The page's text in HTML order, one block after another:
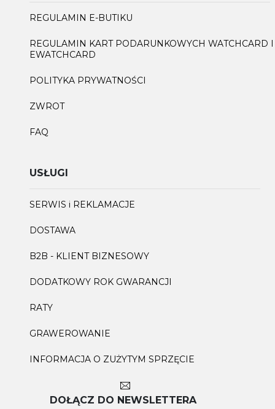
REGULAMIN E-BUTIKU
REGULAMIN KART PODARUNKOWYCH WATCHCARD I
EWATCHCARD
POLITYKA PRYWATNOŚCI
ZWROT
FAQ
USŁUGI
SERWIS i REKLAMACJE
DOSTAWA
B2B - KLIENT BIZNESOWY
DODATKOWY ROK GWARANCJI
RATY
GRAWEROWANIE
INFORMACJA O ZUŻYTYM SPRZĘCIE
DOŁĄCZ DO NEWSLETTERA